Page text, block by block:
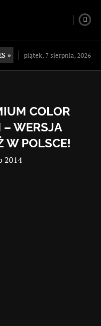
» piątek, 7 sierpnia, 2026
COLOR
– WERSJA
W POLSCE!
2014